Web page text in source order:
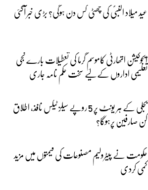
عید میلاد النبیؐ کی چھٹی کس دن ہوگی؟ بڑی خبر آگئی
ایجوکیشن اتھارٹی کاموسمِ گرما کی تعطیلات بارے نجی
تعلیمی اداروں کے لیے سخت حکم نامہ جاری
بجلی کے ہر یونٹ پر 5 روپے سیلز ٹیکس نافذ، اطلاق
کن صارفین پرہوگا؟
حکومت نے پیٹرولیم مصنوعات کی قیمتوں میں مزید
کمی کردی